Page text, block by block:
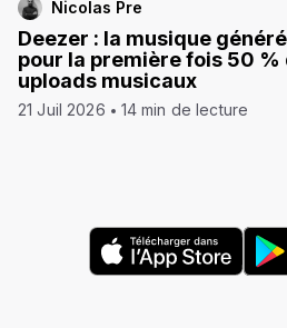
Nicolas Pre
Deezer : la musique
pour la première fois 50 %
uploads musicaux
21 Juil 2026 14 min de lecture